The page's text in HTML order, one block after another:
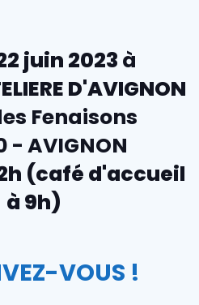
juin 2023 à
D'AVIGNON
Fenaisons
- AVIGNON
(café d'accueil
à 9h)
VOUS !